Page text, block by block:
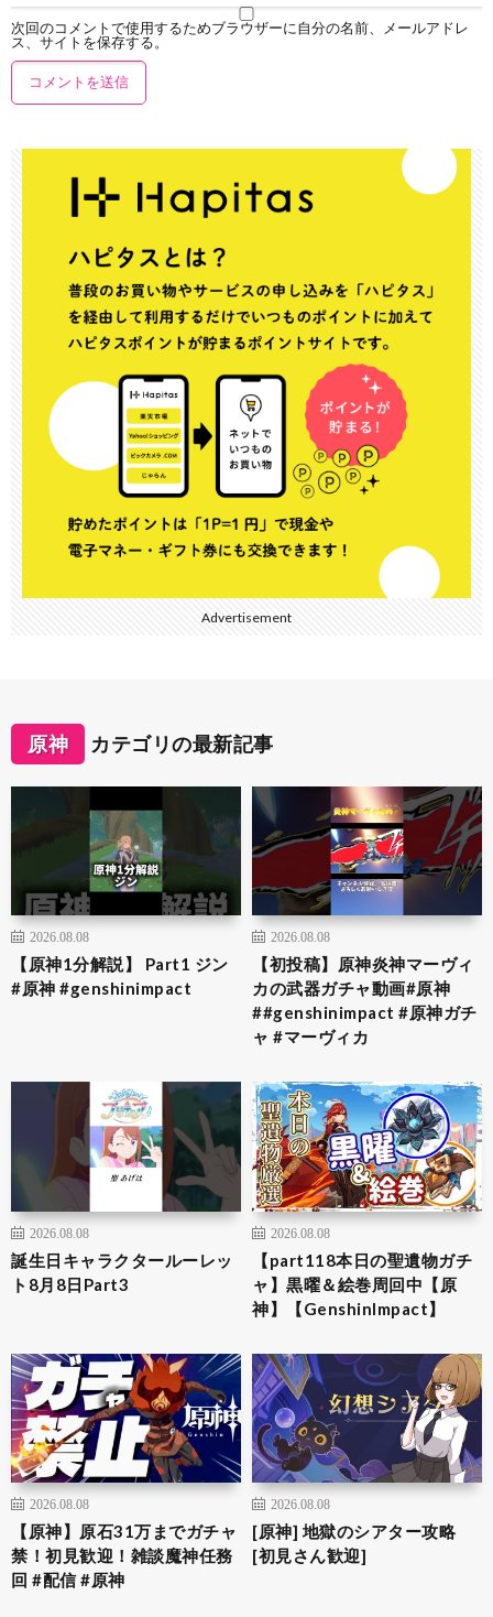
次回のコメントで使用するためブラウザーに自分の名前、メールアドレ
ス、サイトを保存する。
Advertisement
原神 カテゴリの最新記事
2026.08.08
【原神1分解説】 Part1 ジン
#原神 #genshinimpact
2026.08.08
【初投稿】原神炎神マーヴィ
カの武器ガチャ動画#原神
##genshinimpact #原神ガチ
ャ #マーヴィカ
2026.08.08
誕生日キャラクタールーレッ
ト8月8日Part3
2026.08.08
【part118本日の聖遺物ガチ
ャ】黒曜＆絵巻周回中【原
神】【GenshinImpact】
2026.08.08
【原神】原石31万までガチャ
禁！初見歓迎！雑談魔神任務
回 #配信 #原神
2026.08.08
[原神] 地獄のシアター攻略
[初見さん歓迎]